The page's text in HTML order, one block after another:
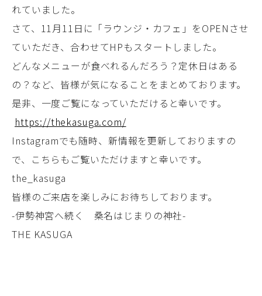
れていました。
さて、11月11日に「ラウンジ・カフェ」をOPENさせ
ていただき、合わせてHPもスタートしました。
どんなメニューが食べれるんだろう？定休日はある
の？など、皆様が気になることをまとめております。
是非、一度ご覧になっていただけると幸いです。
https://thekasuga.com/
Instagramでも随時、新情報を更新しておりますの
で、こちらもご覧いただけますと幸いです。
the_kasuga
皆様のご来店を楽しみにお待ちしております。
-伊勢神宮へ続く 桑名はじまりの神社-
THE KASUGA